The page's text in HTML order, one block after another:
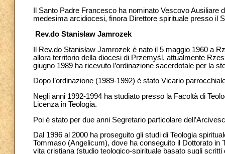
Il Santo Padre Francesco ha nominato Vescovo
medesima arcidiocesi, finora Direttore spirituale presso il
Rev.do Stanisław Jamrozek
Il Rev.do Stanisław Jamrozek è nato il 5 maggio 1960 a
allora territorio della diocesi di Przemyśl, attualmente
giugno 1989 ha ricevuto l’ordinazione sacerdotale per la
Dopo l’ordinazione (1989-1992) è stato Vicario
Negli anni 1992-1994 ha studiato presso la Facoltà di
Licenza in Teologia.
Poi è stato per due anni Segretario particolare
Dal 1996 al 2000 ha proseguito gli studi di Teologia
Tommaso (Angelicum), dove ha conseguito il Dottorato in
vita cristiana (studio teologico-spirituale basato sugli